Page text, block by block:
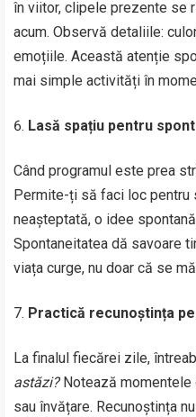
în viitor, clipele prezente se
acum. Observă detaliile:
emoțiile. Această atenție
mai simple activități în
Lasă spațiu pentru
Când programul este prea
Permite-ți să faci loc pentru
neașteptată, o idee
Spontaneitatea dă savoare
viața curge, nu doar că se
Practică recunoștința
La finalul fiecărei zile,
astăzi?Notează momentele
sau învățare. Recunoștința